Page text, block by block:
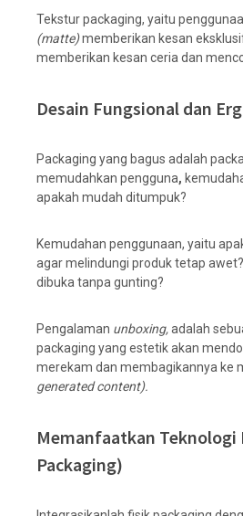
Tekstur packaging, yaitu
(matte)memberikan kesan
memberikan kesan ceria dan
Desain Fungsional dan
Packaging yang bagus adalah
memudahkan pengguna,
apakah mudah ditumpuk?
Kemudahan penggunaan, yaitu
agar melindungi produk tetap
dibuka tanpa gunting?
Pengalaman unboxing,adalah
packaging yang estetik akan
merekam dan membagikannya ke
generated content).
Memanfaatkan
Packaging)